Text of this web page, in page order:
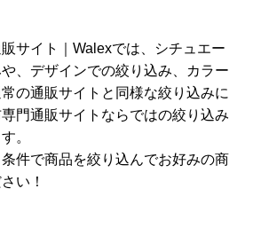
サイト｜Walexでは、シチュエー
、デザインでの絞り込み、カラー
の通販サイトと同様な絞り込みに
門通販サイトならではの絞り込み
。
件で商品を絞り込んでお好みの商
い！